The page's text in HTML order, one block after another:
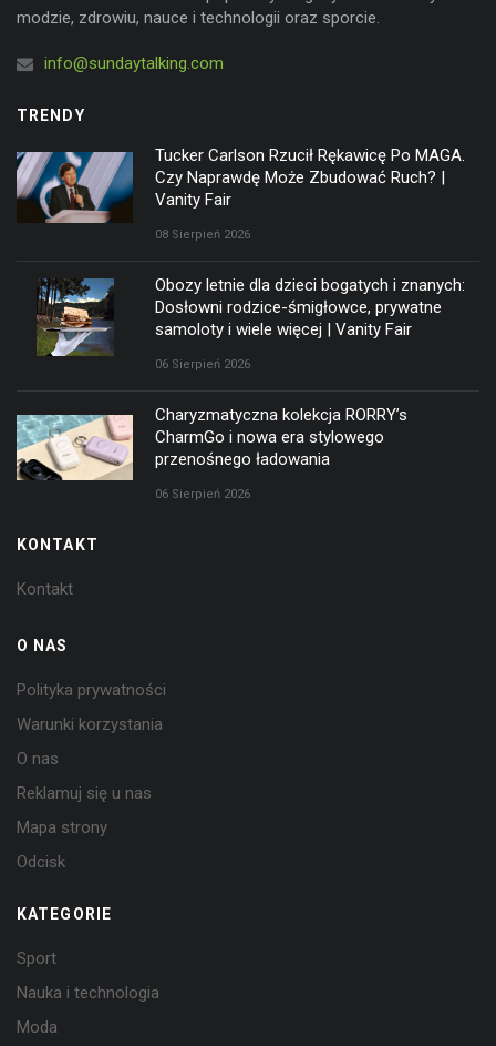
modzie, zdrowiu, nauce i technologii oraz sporcie.
info@sundaytalking.com
TRENDY
Tucker Carlson Rzucił Rękawicę Po MAGA.
Czy Naprawdę Może Zbudować Ruch? |
Vanity Fair
08 Sierpień 2026
Obozy letnie dla dzieci bogatych i znanych:
Dosłowni rodzice-śmigłowce, prywatne
samoloty i wiele więcej | Vanity Fair
06 Sierpień 2026
Charyzmatyczna kolekcja RORRY’s
CharmGo i nowa era stylowego
przenośnego ładowania
06 Sierpień 2026
KONTAKT
Kontakt
O NAS
Polityka prywatności
Warunki korzystania
O nas
Reklamuj się u nas
Mapa strony
Odcisk
KATEGORIE
Sport
Nauka i technologia
Moda